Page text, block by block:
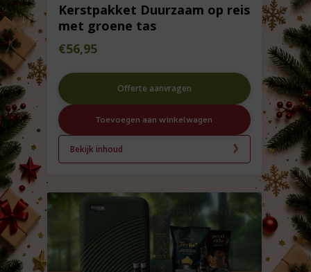
Kerstpakket Duurzaam op reis
met groene tas
€56,95
Offerte aanvragen
Toevoegen aan winkelwagen
Bekijk inhoud